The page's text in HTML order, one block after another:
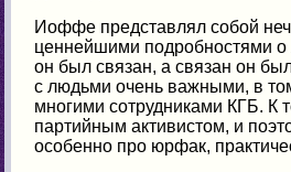
Иоффе представлял собой
ценнейшими подробностями
он был связан, а связан он
с людьми очень важными, в
многими сотрудниками КГБ.
партийным активистом, и
особенно про юрфак,